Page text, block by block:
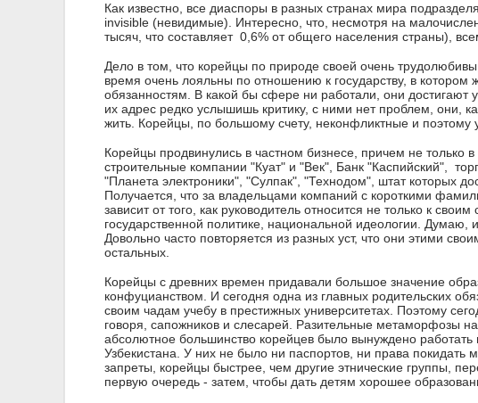
Как известно, все диаспоры в разных странах мира
invisible (невидимые). Интересно, что, несмотря на
тысяч, что составляет 0,6% от общего населения страны),
Дело в том, что корейцы по природе своей очень
время очень лояльны по отношению к государству, в котором
обязанностям. В какой бы сфере ни работали, они достигают
их адрес редко услышишь критику, с ними нет проблем, они,
жить. Корейцы, по большому счету, неконфликтные и
Корейцы продвинулись в частном бизнесе, причем не только
строительные компании "Куат" и "Век", Банк "Каспийский",
"Планета электроники", "Сулпак", "Технодом", штат которых
Получается, что за владельцами компаний с короткими
зависит от того, как руководитель относится не только к
государственной политике, национальной идеологии. Думаю,
Довольно часто повторяется из разных уст, что они этими
остальных.
Корейцы с древних времен придавали большое значение
конфуцианством. И сегодня одна из главных родительских
своим чадам учебу в престижных университетах. Поэтому
говоря, сапожников и слесарей. Разительные метаморфозы
абсолютное большинство корейцев было вынуждено работать
Узбекистана. У них не было ни паспортов, ни права покидать
запреты, корейцы быстрее, чем другие этнические группы,
первую очередь - затем, чтобы дать детям хорошее